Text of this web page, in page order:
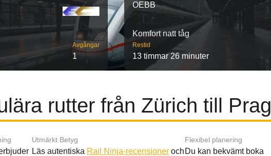
Avgångar
1
OEBB
Komfort natt tåg
Restid
13 timmar 26 minuter
rutter från Zürich till Prag
Utmärkt Betyg
Läs autentiska Rail Ninja-recensioneroch
Flexibel planering
Du kan bekvämt boka